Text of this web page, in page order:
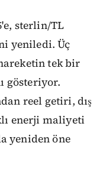
sterlin/TL
yeniledi. Üç
tek bir
gösteriyor.
reel getiri, dış
enerji maliyeti
yeniden öne